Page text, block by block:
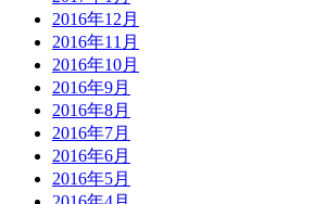
2016年12月
2016年11月
2016年10月
2016年9月
2016年8月
2016年7月
2016年6月
2016年5月